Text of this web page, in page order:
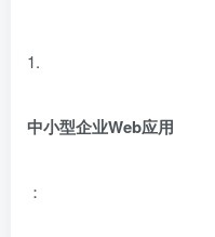
1.
中小型企业Web应用
：